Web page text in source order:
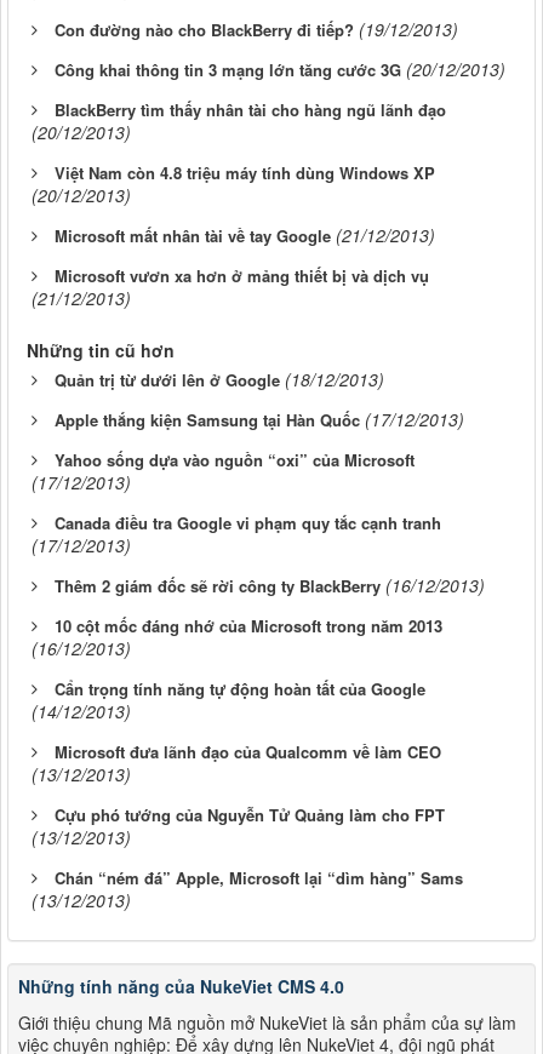
Con đường nào cho BlackBerry đi tiếp? (19/12/2013)
Công khai thông tin 3 mạng lớn tăng cước 3G (20/12/2013)
BlackBerry tìm thấy nhân tài cho hàng ngũ lãnh đạo
(20/12/2013)
Việt Nam còn 4.8 triệu máy tính dùng Windows XP
(20/12/2013)
Microsoft mất nhân tài về tay Google (21/12/2013)
Microsoft vươn xa hơn ở mảng thiết bị và dịch vụ
(21/12/2013)
Những tin cũ hơn
Quản trị từ dưới lên ở Google (18/12/2013)
Apple thắng kiện Samsung tại Hàn Quốc (17/12/2013)
Yahoo sống dựa vào nguồn “oxi” của Microsoft
(17/12/2013)
Canada điều tra Google vi phạm quy tắc cạnh tranh
(17/12/2013)
Thêm 2 giám đốc sẽ rời công ty BlackBerry (16/12/2013)
10 cột mốc đáng nhớ của Microsoft trong năm 2013
(16/12/2013)
Cẩn trọng tính năng tự động hoàn tất của Google
(14/12/2013)
Microsoft đưa lãnh đạo của Qualcomm về làm CEO
(13/12/2013)
Cựu phó tướng của Nguyễn Tử Quảng làm cho FPT
(13/12/2013)
Chán “ném đá” Apple, Microsoft lại “dìm hàng” Sams
(13/12/2013)
Những tính năng của NukeViet CMS 4.0
Giới thiệu chung Mã nguồn mở NukeViet là sản phẩm của sự làm
việc chuyên nghiệp: Để xây dựng lên NukeViet 4, đội ngũ phát